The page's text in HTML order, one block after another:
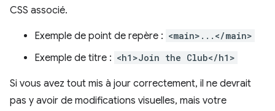
CSS associé.
Exemple de point de repère : <main>...</main>
Exemple de titre : <h1>Join the Club</h1>
Si vous avez tout mis à jour correctement, il ne devrait
pas y avoir de modifications visuelles, mais votre